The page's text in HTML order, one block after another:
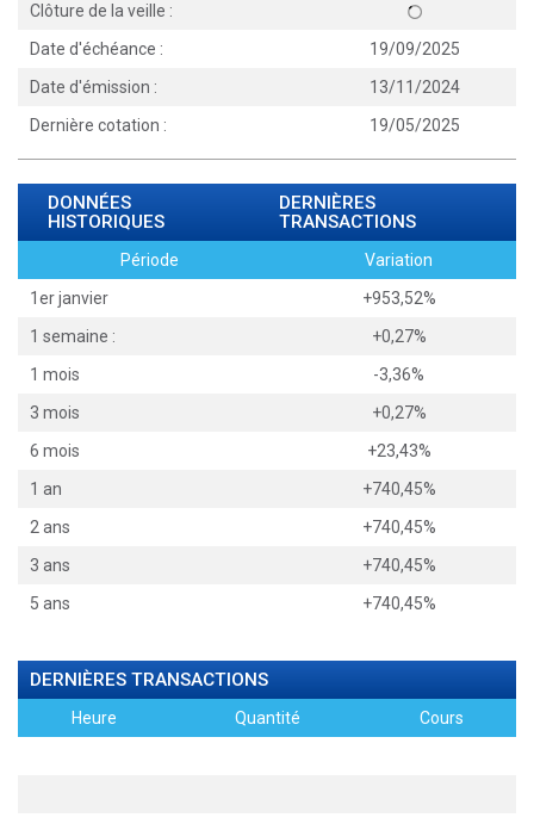
Clôture de la veille :
Date d'échéance :
19/09/2025
Date d'émission :
13/11/2024
Dernière cotation :
19/05/2025
DONNÉES
HISTORIQUES
DERNIÈRES
TRANSACTIONS
Période
Variation
1er janvier
+953,52%
1 semaine :
+0,27%
1 mois
-3,36%
3 mois
+0,27%
6 mois
+23,43%
1 an
+740,45%
2 ans
+740,45%
3 ans
+740,45%
5 ans
+740,45%
DERNIÈRES TRANSACTIONS
Heure Quantité Cours